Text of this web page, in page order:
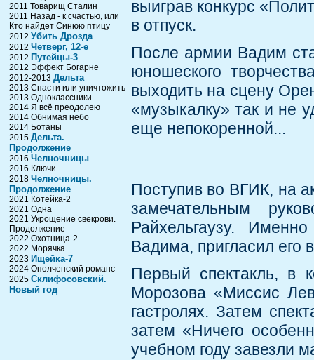
2011 Товарищ Сталин
2011 Назад - к счастью, или
Кто найдет Синюю птицу
2012 Убить Дрозда
2012 Четверг, 12-e
2012 Путейцы-3
2012 Эффект Богарне
2012-2013 Дельта
2013 Спасти или уничтожить
2013 Одноклассники
2014 Я всё преодолею
2014 Обнимая небо
2014 Ботаны
2015 Дельта.
Продолжение
2016 Челночницы
2016 Ключи
2018 Челночницы.
Продолжение
2021 Котейка-2
2021 Одна
2021 Укрощение свекрови.
Продолжение
2022 Охотница-2
2022 Морячка
2023 Ищейка-7
2024 Ополченский романс
2025 Склифосовский.
Новый год
выиграв конкурс
в отпуск.
После армии Вадим
юношеского
выходить на сцену
«музыкалку» так и не
еще непокоренной...
Поступив во ВГИК, на
замечательным
Райхельгаузу.
Вадима, пригласил его
Первый спектакль, в
Морозова «Миссис
гастролях. Затем
затем «Ничего
учебном году завезли